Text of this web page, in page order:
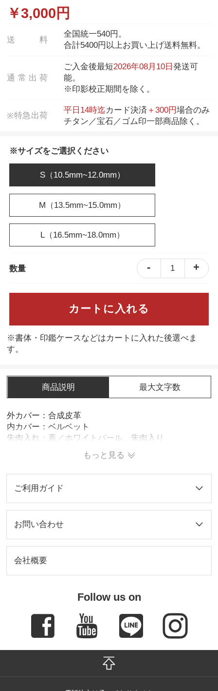
￥3,000 円
送 料
全国統一540円。
合計5400円以上お買い上げ送料無料。
通 常 出 荷
ご入金後最短2026年08月10日発送可
能。
※印影校正期間を除く。
※特急出荷
平日14時迄カード決済 ＋300円場合のみ
チタン／宝石／ゴム印一部商品除く。
※サイズをご選択ください
S（10.5mm~12.0mm）
M（13.5mm~15.0mm）
L（16.5mm~18.0mm）
数量 - 1 +
カートに入れる
※書体・印鑑ケースなどはカートに入れた後選べま
す。
商品説明 最大文字数
外カバー：合成皮革
内カバー：ベルベット
朱肉入れ：蓋／ホワイトパール、朱肉入り
もっと見る
ご利用ガイド
お問い合わせ
会社概要
Follow us on